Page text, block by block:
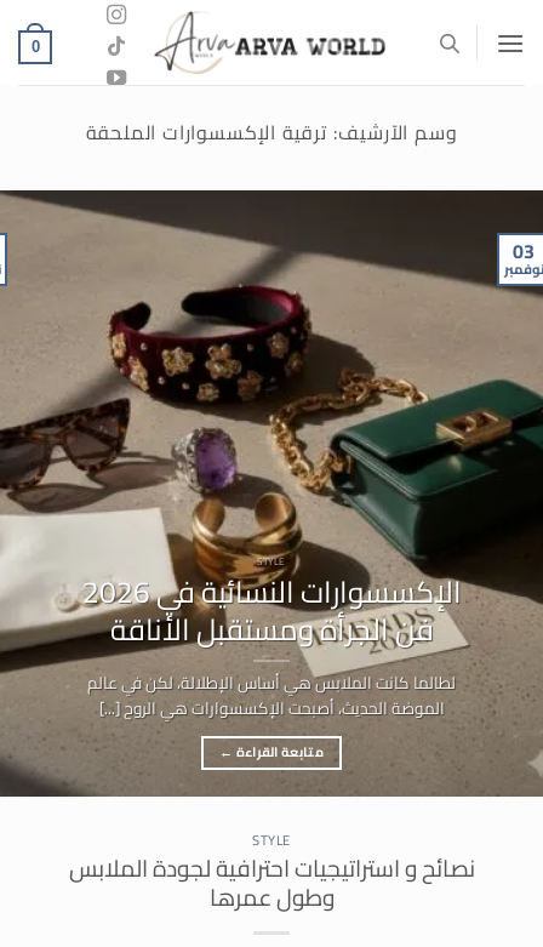
للمحتوى
0
وسم الآرشيف: ترقية الإكسسوارات الملحقة
STYLE
الإكسسوارات النسائية في 2026
فن الجرأة ومستقبل الأناقة
لطالما كانت الملابس هي أساس الإطلالة، لكن في عالم
الموضة الحديث، أصبحت الإكسسوارات هي الروح [...]
متابعة القراءة ←
03
نوفمبر
STYLE
نصائح و استراتيجيات احترافية لجودة الملابس
وطول عمرها